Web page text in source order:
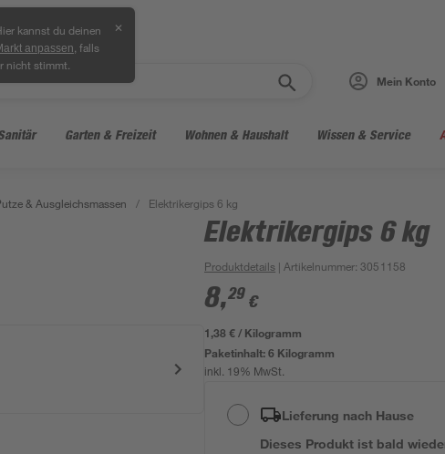
kannst du deinen
anpassen , falls
nicht stimmt.
✕
Mein Konto
Garten & Freizeit Wohnen & Haushalt Wissen & Service
& Ausgleichsmassen / Elektrikergips 6 kg
Elektrikergips 6 kg
Produktdetails | Artikelnummer:3051158
8,29 €
1,38 € / Kilogramm
Paketinhalt:6 Kilogramm
inkl. 19% MwSt.
Lieferung nach Hause
Dieses Produkt ist bald